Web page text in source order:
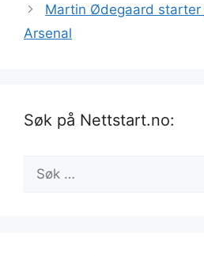
Martin Ødegaard starter
Arsenal
Søk på Nettstart.no:
etter: